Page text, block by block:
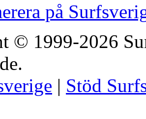
på
© 1999-2026
| Stöd